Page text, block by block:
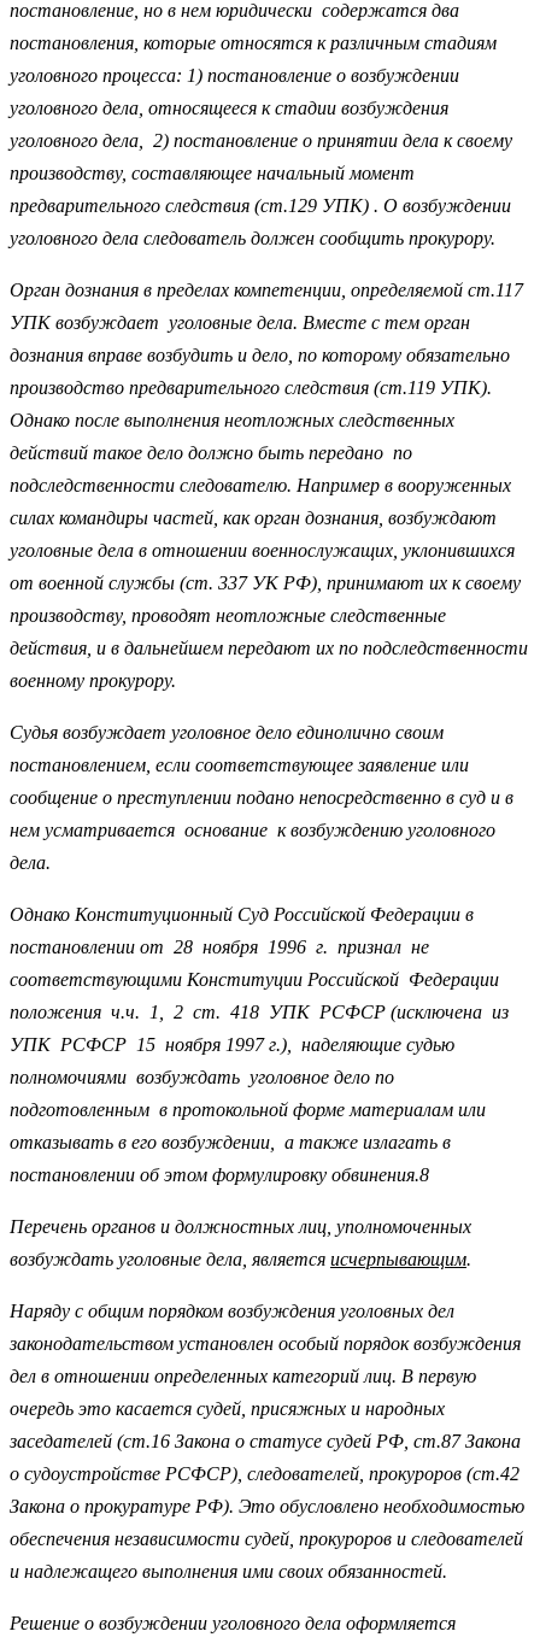
постановление, но в нем юридически содержатся два
постановления, которые относятся к различным стадиям
уголовного процесса: 1) постановление о возбуждении
уголовного дела, относящееся к стадии возбуждения
уголовного дела, 2) постановление о принятии дела к своему
производству, составляющее начальный момент
предварительного следствия (ст.129 УПК) . О возбуждении
уголовного дела следователь должен сообщить прокурору.
Орган дознания в пределах компетенции, определяемой ст.117
УПК возбуждает уголовные дела. Вместе с тем орган
дознания вправе возбудить и дело, по которому обязательно
производство предварительного следствия (ст.119 УПК).
Однако после выполнения неотложных следственных
действий такое дело должно быть передано по
подследственности следователю. Например в вооруженных
силах командиры частей, как орган дознания, возбуждают
уголовные дела в отношении военнослужащих, уклонившихся
от военной службы (ст. 337 УК РФ), принимают их к своему
производству, проводят неотложные следственные
действия, и в дальнейшем передают их по подследственности
военному прокурору.
Судья возбуждает уголовное дело единолично своим
постановлением, если соответствующее заявление или
сообщение о преступлении подано непосредственно в суд и в
нем усматривается основание к возбуждению уголовного
дела.
Однако Конституционный Суд Российской Федерации в
постановлении от 28 ноября 1996 г. признал не
соответствующими Конституции Российской Федерации
положения ч.ч. 1, 2 ст. 418 УПК РСФСР (исключена из
УПК РСФСР 15 ноября 1997 г.), наделяющие судью
полномочиями возбуждать уголовное дело по
подготовленным в протокольной форме материалам или
отказывать в его возбуждении, а также излагать в
постановлении об этом формулировку обвинения.8
Перечень органов и должностных лиц, уполномоченных
возбуждать уголовные дела, является исчерпывающим.
Наряду с общим порядком возбуждения уголовных дел
законодательством установлен особый порядок возбуждения
дел в отношении определенных категорий лиц. В первую
очередь это касается судей, присяжных и народных
заседателей (ст.16 Закона о статусе судей РФ, ст.87 Закона
о судоустройстве РСФСР), следователей, прокуроров (ст.42
Закона о прокуратуре РФ). Это обусловлено необходимостью
обеспечения независимости судей, прокуроров и следователей
и надлежащего выполнения ими своих обязанностей.
Решение о возбуждении уголовного дела оформляется